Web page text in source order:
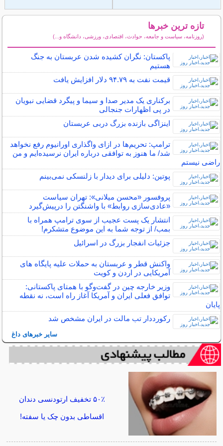
تازه ترین خبرها
(روزنامه، سیاست و جامعه، حوادث، اقتصادی، ورزشی، دانشگاه و...)
پاکستان: نگران کشیده شدن عربستان به جنگ
هستیم
قیمت نفت به ۹۴.۷۹ دلار افزایش یافت
برکناری یک مدیر صدا و سیما و پیگرد قضایی نبویان
در پی اظهارات جنجالی
اینزاگی بازنده بزرگ دربی عربستان
ترامپ: تحریم‌ها در ازای واگذاری اورانیوم رفع نخواهد
شد/ ما هنوز به توافقی درباره ایران نرسیده‌ایم و من
راضی نیستم
پوتین: دلیلی برای دیدار با زلنسکی نمی‌بینم
پروفسور «محسن میلانی»: تهران سیاست
«عادی‌سازی روابط» با واشنگتن را درپیش‌گیرد
انتشار یک پست عجیب از سوی ترامپ همراه با
بمب/ از توجه شما به این موضوع متشکرم!
جزئیات انفجار بزرگ در اسرائیل
واکنش قطر و عربستان به حملات علیه پایگاه های
آمریکایی در اردن و کویت
وزیر خارجه چین در گفت‌وگو با همتای پاکستانی:
توافق فعلی ایران و آمریکا آغاز راه است، نه نقطه
پایان
رکورددار تب مالت در ایران مشخص شد
سایر خبرهای داغ
۵۰٪ تخفیف ارتودنسی دندان
اقساطی بدون چک یا سفته!